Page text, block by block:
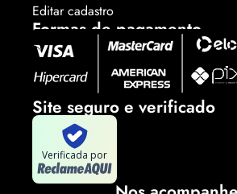
Editar cadastro
Formas de pagamento
Site seguro e verificado
Verificada por